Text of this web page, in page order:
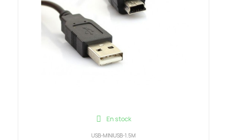
En stock
USB-MINIUSB-1.5M